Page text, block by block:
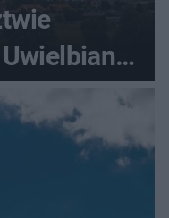
turystów